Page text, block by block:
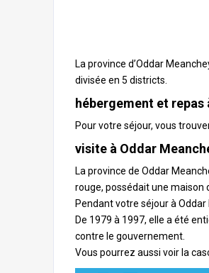
La province d’Oddar
divisée en 5 districts.
hébergement et repas
Pour votre séjour, vous
visite à Oddar
La province de Oddar
rouge, possédait une maison
Pendant votre séjour à
De 1979 à 1997, elle a été
contre le gouvernement.
Vous pourrez aussi voir la